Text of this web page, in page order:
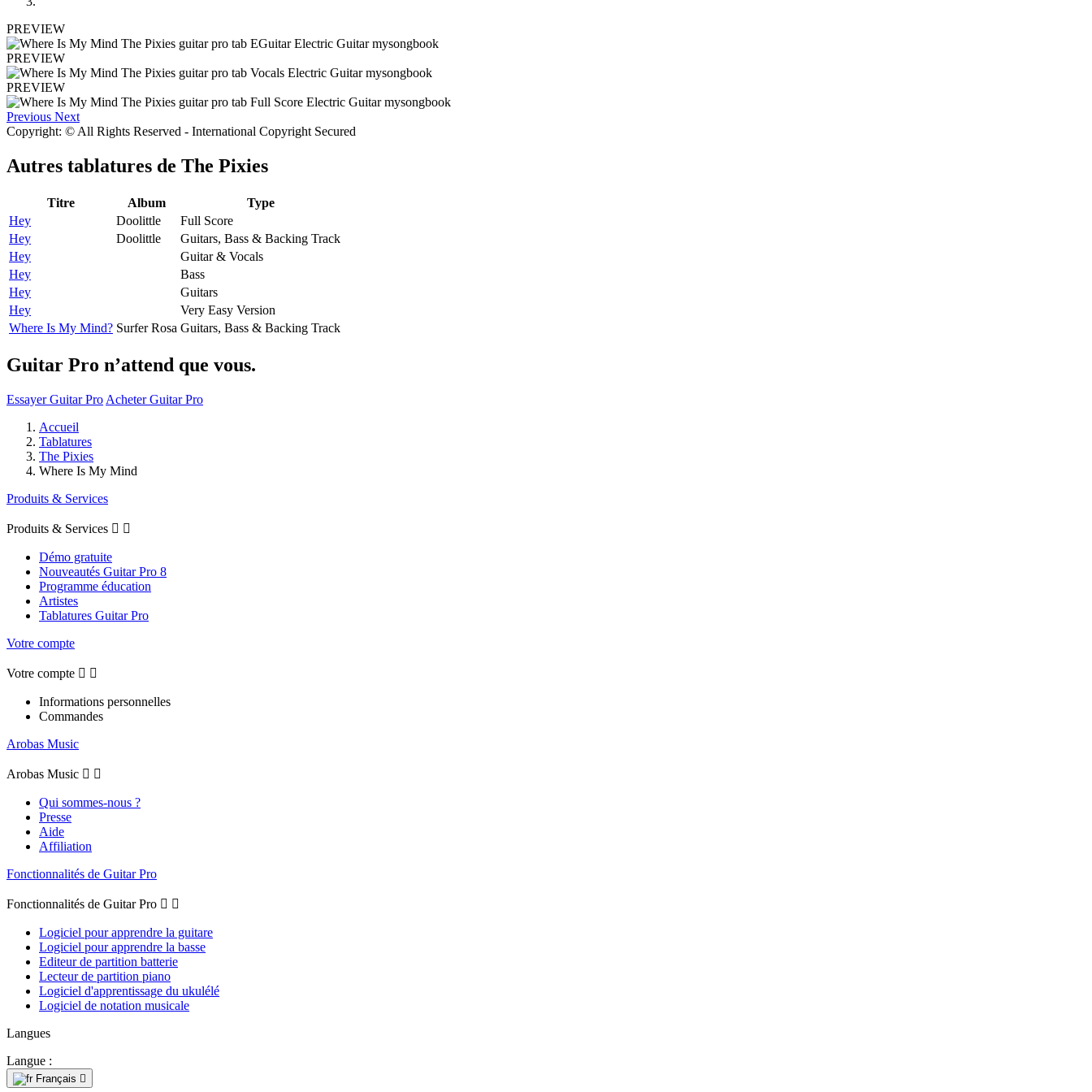
PREVIEW
PREVIEW
PREVIEW
Previous Next
Copyright: © All Rights Reserved - International Copyright Secured
Autres tablatures de The Pixies
Titre Album
Type
Hey
Doolittle
Full Score
Hey
Doolittle
Guitars, Bass & Backing Track
Hey
Guitar & Vocals
Hey
Bass
Hey
Guitars
Hey
Very Easy Version
Where Is My Mind? Surfer Rosa Guitars, Bass & Backing Track
Guitar Pro n’attend que vous.
Essayer Guitar Pro Acheter Guitar Pro
Accueil
Tablatures
The Pixies
Where Is My Mind
Produits & Services
Produits & Services  
Démo gratuite
Nouveautés Guitar Pro 8
Programme éducation
Artistes
Tablatures Guitar Pro
Votre compte
Votre compte  
Informations personnelles
Commandes
Arobas Music
Arobas Music  
Qui sommes-nous ?
Presse
Aide
Affiliation
Fonctionnalités de Guitar Pro
Fonctionnalités de Guitar Pro  
Logiciel pour apprendre la guitare
Logiciel pour apprendre la basse
Editeur de partition batterie
Lecteur de partition piano
Logiciel d'apprentissage du ukulélé
Logiciel de notation musicale
Langues
Langue :
Français 